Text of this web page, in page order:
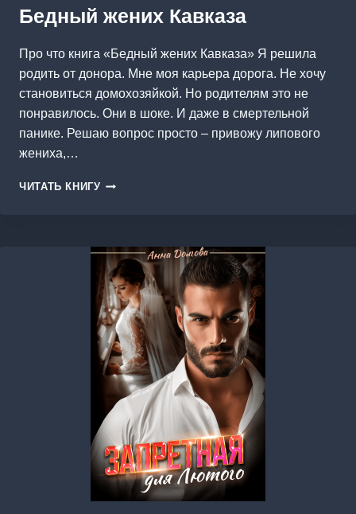
Бедный жених Кавказа
Про что книга «Бедный жених Кавказа» Я решила
родить от донора. Мне моя карьера дорога. Не хочу
становиться домохозяйкой. Но родителям это не
понравилось. Они в шоке. И даже в смертельной
панике. Решаю вопрос просто – привожу липового
жениха,…
ЧИТАТЬ КНИГУ БЕДНЫЙ